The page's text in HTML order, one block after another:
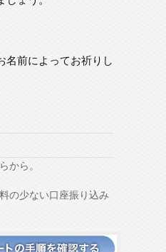
名前によってお祈りし
から。
の少ない口座振り込み